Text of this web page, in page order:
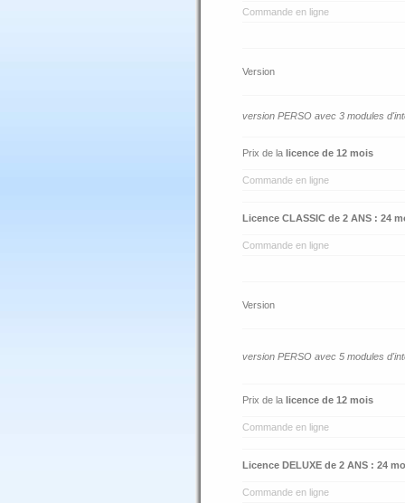
Commande en ligne
Version
version PERSO avec 3 modules
Prix de la licence de 12 mois
Commande en ligne
Licence CLASSIC de 2 ANS : 24
Commande en ligne
Version
version PERSO avec 5 modules
Prix de la licence de 12 mois
Commande en ligne
Licence DELUXE de 2 ANS : 24
Commande en ligne